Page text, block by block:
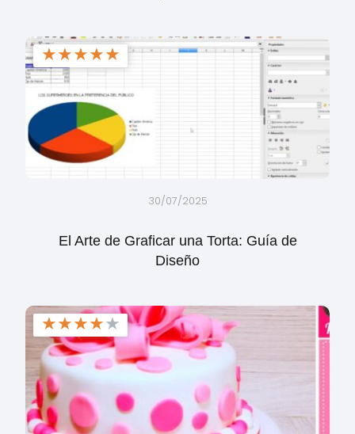
★★★★★
30/07/2025
El Arte de Graficar una Torta: Guía de
Diseño
★★★★★